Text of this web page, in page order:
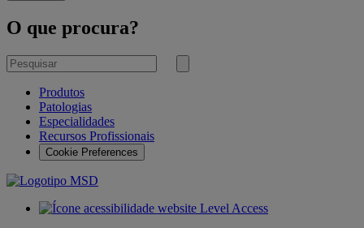
O que procura?
Pesquisar
por
Submeter
Produtos
Patologias
Especialidades
Recursos Profissionais
Cookie Preferences